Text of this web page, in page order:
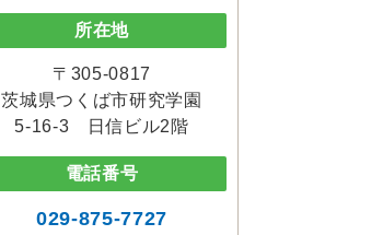
所在地
〒305-0817
茨城県つくば市研究学園
5-16-3 日信ビル2階
電話番号
029-875-7727